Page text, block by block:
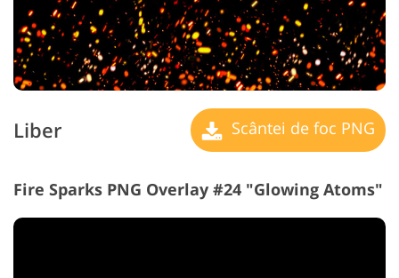
Liber Scântei de foc PNG
Fire Sparks PNG Overlay #24 "Glowing Atoms"